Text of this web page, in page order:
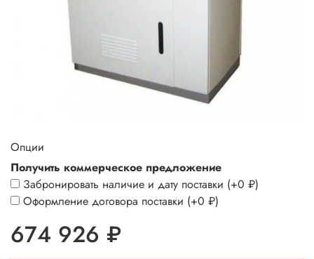
Опции
Получить коммерческое предложение
Забронировать наличие и дату поставки (+0 ₽)
Оформление договора поставки (+0 ₽)
674 926 ₽